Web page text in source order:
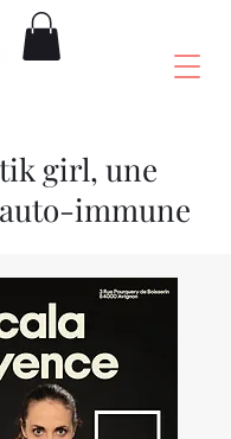
girl, une
immune